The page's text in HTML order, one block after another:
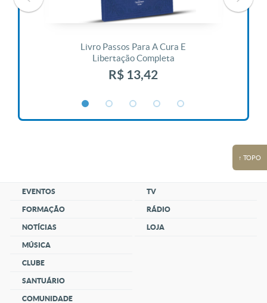
Livro Passos Para A Cura E
Libertação Completa
R$ 13,42
↑ TOPO
EVENTOS
FORMAÇÃO
NOTÍCIAS
MÚSICA
CLUBE
SANTUÁRIO
COMUNIDADE
TV
RÁDIO
LOJA